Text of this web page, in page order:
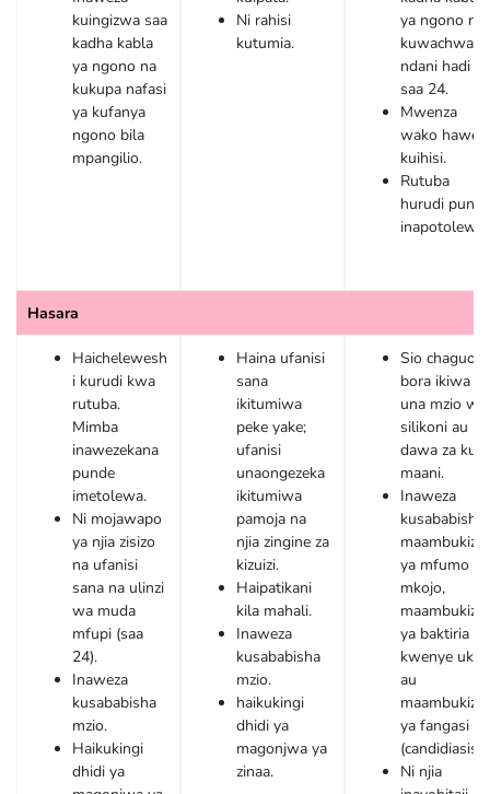
kuingizwa saa
kadha kabla
ya ngono na
kukupa nafasi
ya kufanya
ngono bila
mpangilio.
Hasara
Haichelewesh
i kurudi kwa
rutuba.
Mimba
inawezekana
punde
imetolewa.
Ni mojawapo
ya njia zisizo
na ufanisi
sana na ulinzi
wa muda
mfupi (saa
24).
Inaweza
kusababisha
mzio.
Haikukingi
dhidi ya
Ni rahisi
kutumia.
Haina ufanisi
sana
ikitumiwa
peke yake;
ufanisi
unaongezeka
ikitumiwa
pamoja na
njia zingine za
kizuizi.
Haipatikani
kila mahali.
Inaweza
kusababisha
mzio.
haikukingi
dhidi ya
magonjwa ya
zinaa.
ya ngono na
kuwachwa
ndani hadi
saa 24.
Mwenza
wako hawezi
kuihisi.
Rutuba
hurudi punde
inapotolewa.
Sio chaguo
bora ikiwa
una mzio wa
silikoni au
dawa za
maani.
Inaweza
kusababisha
maambukizi
ya mfumo
mkojo,
maambukizi
ya baktiria
kwenye uke,
au
maambukizi
ya fangasi
(candidiasis).
Ni njia